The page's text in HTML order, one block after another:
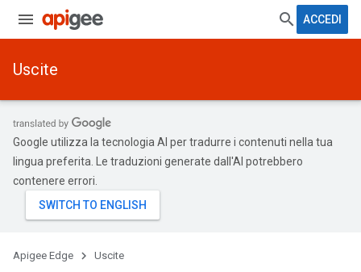
ACCEDI
Uscite
Google utilizza la tecnologia AI per tradurre i contenuti nella tua
lingua preferita. Le traduzioni generate dall'AI potrebbero
contenere errori.
Apigee Edge Uscite